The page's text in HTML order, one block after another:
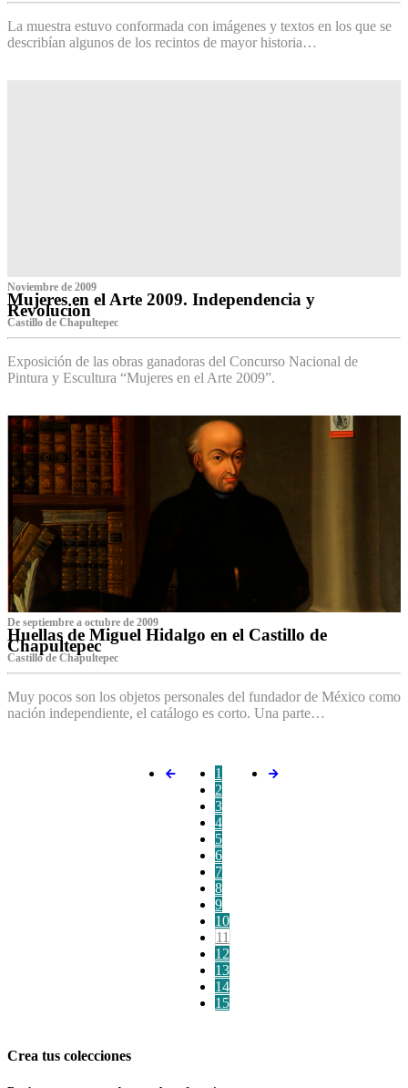
La muestra estuvo conformada con imágenes y textos en los que se
describían algunos de los recintos de mayor historia…
Noviembre de 2009
Mujeres en el Arte 2009. Independencia y
Revolución
Castillo de Chapultepec
Exposición de las obras ganadoras del Concurso Nacional de
Pintura y Escultura “Mujeres en el Arte 2009”.
De septiembre a octubre de 2009
Huellas de Miguel Hidalgo en el Castillo de
Chapultepec
Castillo de Chapultepec
Muy pocos son los objetos personales del fundador de México como
nación independiente, el catálogo es corto. Una parte…
1
2
3
4
5
6
7
8
9
10
11
12
13
14
15
Crea tus colecciones